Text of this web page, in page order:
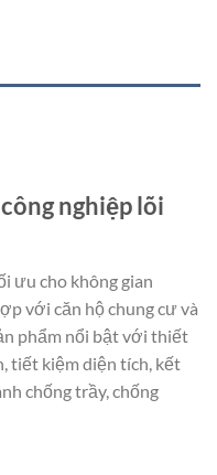
nghiệp lõi
ưu cho không gian
với căn hộ chung cư và
phẩm nổi bật với thiết
tiết kiệm diện tích, kết
chống trầy, chống